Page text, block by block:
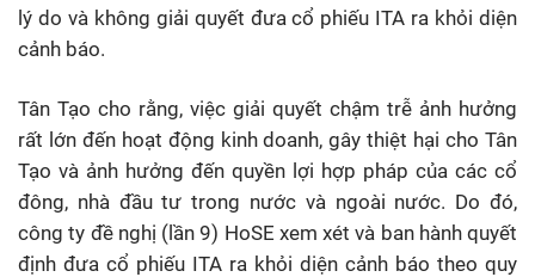
lý do và không giải quyết đưa cổ phiếu ITA ra khỏi diện
cảnh báo.
Tân Tạo cho rằng, việc giải quyết chậm trễ ảnh hưởng
rất lớn đến hoạt động kinh doanh, gây thiệt hại cho Tân
Tạo và ảnh hưởng đến quyền lợi hợp pháp của các cổ
đông, nhà đầu tư trong nước và ngoài nước. Do đó,
công ty đề nghị (lần 9) HoSE xem xét và ban hành quyết
định đưa cổ phiếu ITA ra khỏi diện cảnh báo theo quy